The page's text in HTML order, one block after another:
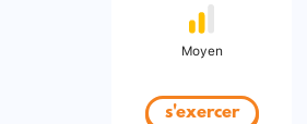
Moyen
s'exercer